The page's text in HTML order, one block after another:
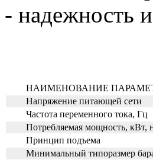
- надежность
НАИМЕНОВАНИЕ
Напряжение питающей сети
Частота переменного тока, Гц
Потребляемая мощность, кВт,
Принцип подъема
Минимальный типоразмер